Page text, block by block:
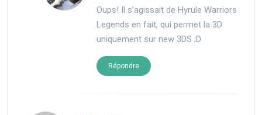
Oups! Il s’agissait de Hyrule Warriors
Legends en fait, qui permet la 3D
uniquement sur new 3DS ;D
Répondre